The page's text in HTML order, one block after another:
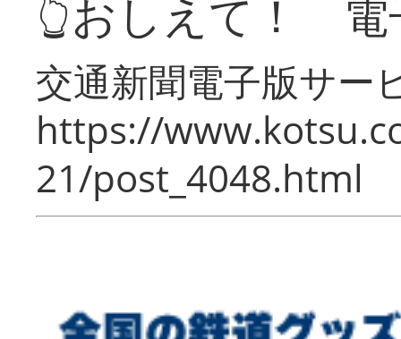
👆おしえて！ 電
交通新聞電子版サー
https://
21/post_4048.html